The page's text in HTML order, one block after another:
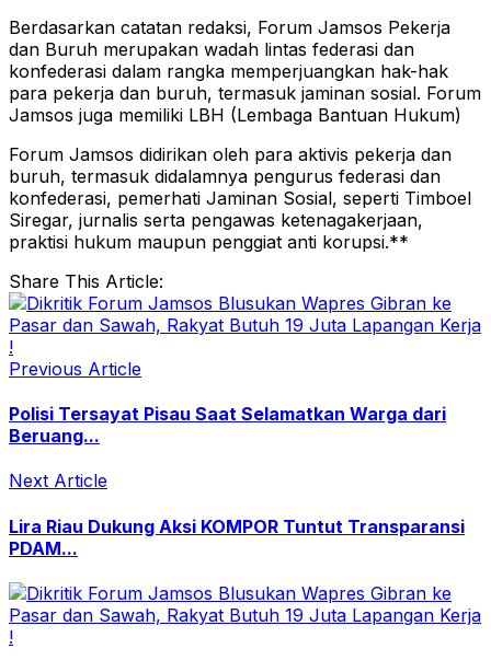
Berdasarkan catatan redaksi, Forum Jamsos Pekerja
dan Buruh merupakan wadah lintas federasi dan
konfederasi dalam rangka memperjuangkan hak-hak
para pekerja dan buruh, termasuk jaminan sosial. Forum
Jamsos juga memiliki LBH (Lembaga Bantuan Hukum)
Forum Jamsos didirikan oleh para aktivis pekerja dan
buruh, termasuk didalamnya pengurus federasi dan
konfederasi, pemerhati Jaminan Sosial, seperti Timboel
Siregar, jurnalis serta pengawas ketenagakerjaan,
praktisi hukum maupun penggiat anti korupsi.**
Share This Article:
Previous Article
Polisi Tersayat Pisau Saat Selamatkan Warga dari
Beruang...
Next Article
Lira Riau Dukung Aksi KOMPOR Tuntut Transparansi
PDAM...